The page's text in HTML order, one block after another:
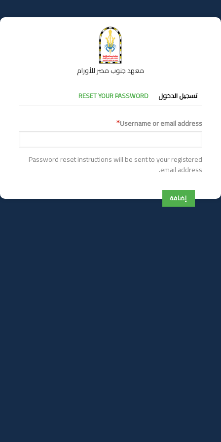
إلى
المحتوى
معهد جنوب مصر للأورام
التبويبات
الأساسية
تسجيل الدخول RESET YOUR PASSWORD
Username or email address
Password reset instructions will be sent to your registered
email address.